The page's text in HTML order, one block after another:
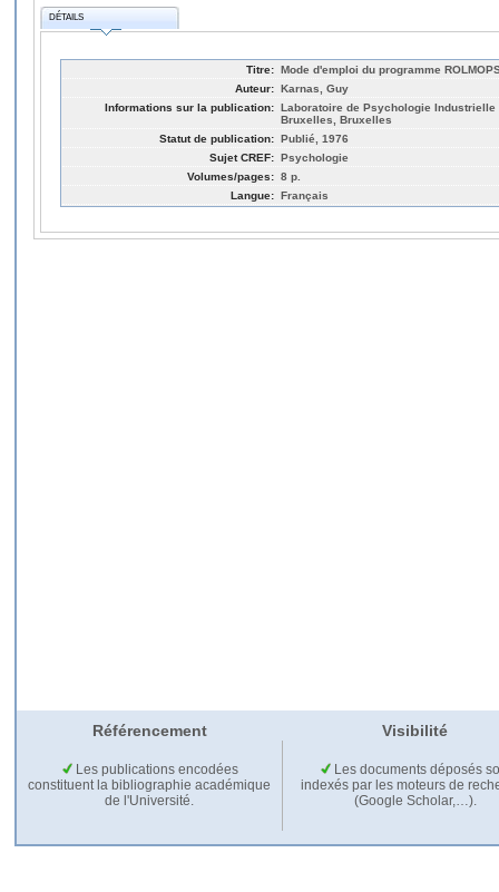
DÉTAILS
Titre: Mode d'emploi du programme
Auteur: Karnas, Guy
Informations sur la publication: Laboratoire de Psychologie
Bruxelles, Bruxelles
Statut de publication: Publié, 1976
Sujet CREF: Psychologie
Volumes/pages: 8 p.
Langue: Français
Référencement Visibilité
Les publications encodées
constituent la bibliographie académique
de l'Université.
Les documents déposés
indexés par les moteurs de
(Google Scholar,…).